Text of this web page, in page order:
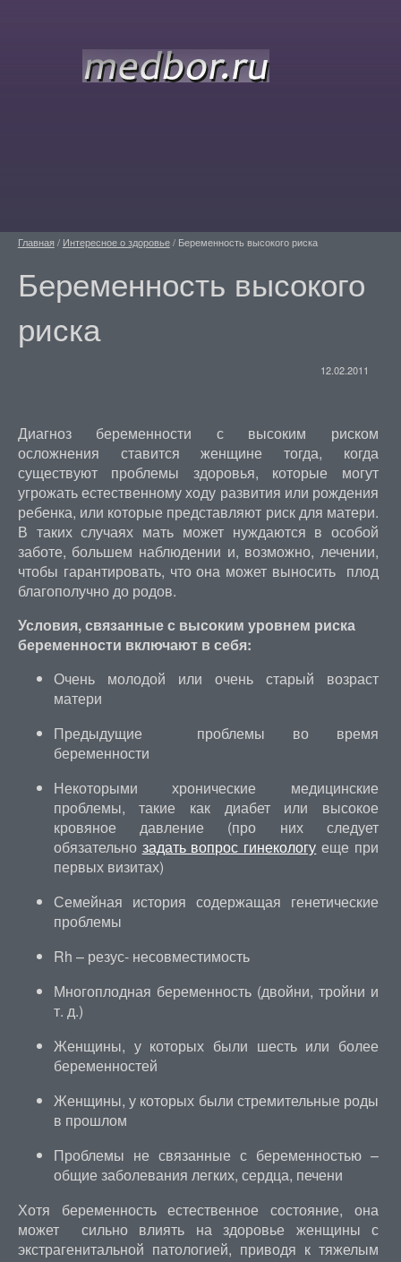
Главная / Интересное о здоровье/ Беременность высокого риска
Беременность высокого
риска
12.02.2011
Диагноз беременности с высоким риском
осложнения ставится женщине тогда, когда
существуют проблемы здоровья, которые могут
угрожать естественному ходу развития или рождения
ребенка, или которые представляют риск для матери.
В таких случаях мать может нуждаются в особой
заботе, большем наблюдении и, возможно, лечении,
чтобы гарантировать, что она может выносить плод
благополучно до родов.
Условия, связанные с высоким уровнем риска
беременности включают в себя:
Очень молодой или очень старый возраст
матери
Предыдущие проблемы во время
беременности
Некоторыми хронические медицинские
проблемы, такие как диабет или высокое
кровяное давление (про них следует
обязательно задать вопрос гинекологу еще при
первых визитах)
Семейная история содержащая генетические
проблемы
Rh – резус- несовместимость
Многоплодная беременность (двойни, тройни и
т. д.)
Женщины, у которых были шесть или более
беременностей
Женщины, у которых были стремительные роды
в прошлом
Проблемы не связанные с беременностью –
общие заболевания легких, сердца, печени
Хотя беременность естественное состояние, она
может сильно влиять на здоровье женщины с
экстрагенитальной патологией, приводя к тяжелым